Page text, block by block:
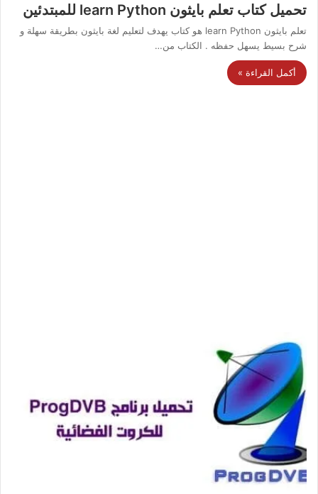
تحميل كتاب تعلم بايثون learn Python للمبتدئين
تعلم بايثون learn Python هو كتاب يهدف لتعليم لغة بايثون بطريقة سهلة و
شرح بسيط يسهل حفظه . الكتاب من…
أكمل القراءة »